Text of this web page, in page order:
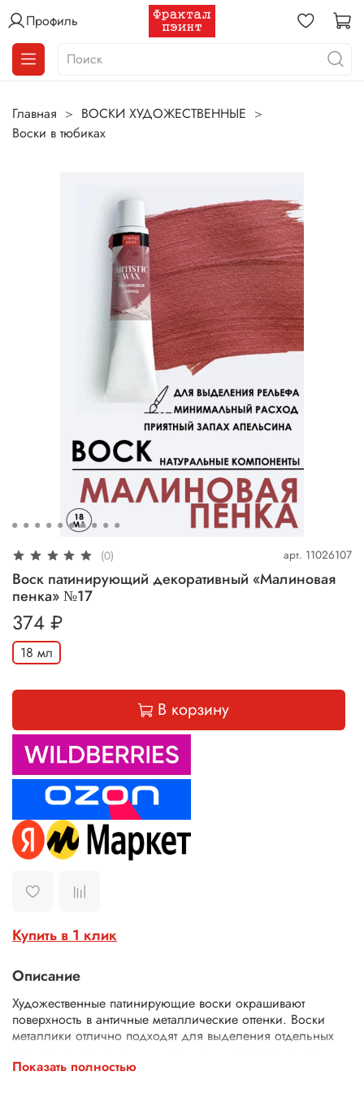
Профиль
Главная
ВОСКИ ХУДОЖЕСТВЕННЫЕ
Воски в тюбиках
(0) арт. 11026107
Воск патинирующий декоративный «Малиновая
пенка» №17
374 ₽
18 мл
В корзину
Купить в 1 клик
Описание
Художественные патинирующие воски окрашивают
поверхность в античные металлические оттенки. Воски
металлики отлично подходят для выделения отдельных
облика предмета. Текстура восков мягкая, плотная. Воск
Показать полностью